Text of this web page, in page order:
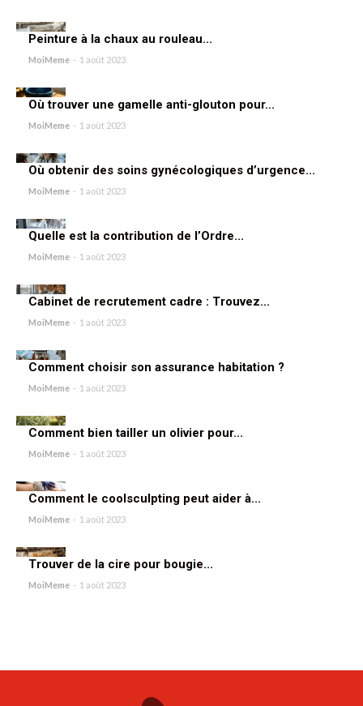
Peinture à la chaux au rouleau...
MoiMeme - 1 août 2023
Où trouver une gamelle anti-glouton pour...
MoiMeme - 1 août 2023
Où obtenir des soins gynécologiques d’urgence...
MoiMeme - 1 août 2023
Quelle est la contribution de l’Ordre...
MoiMeme - 1 août 2023
Cabinet de recrutement cadre : Trouvez...
MoiMeme - 1 août 2023
Comment choisir son assurance habitation ?
MoiMeme - 1 août 2023
Comment bien tailler un olivier pour...
MoiMeme - 1 août 2023
Comment le coolsculpting peut aider à...
MoiMeme - 1 août 2023
Trouver de la cire pour bougie...
MoiMeme - 1 août 2023